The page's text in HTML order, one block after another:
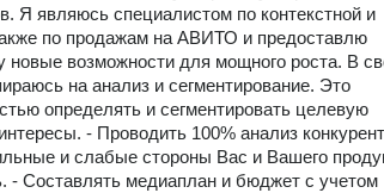
Я являюсь специалистом по контекстной и
по продажам на АВИТО и предоставлю
новые возможности для мощного роста. В
на анализ и сегментирование. Это
определять и сегментировать целевую
- Проводить 100% анализ
и слабые стороны Вас и Вашего
- Составлять медиаплан и бюджет с учетом